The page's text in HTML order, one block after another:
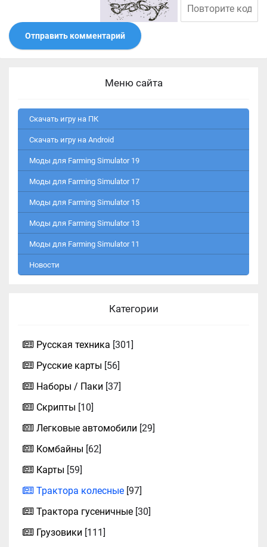
Отправить комментарий
Меню сайта
Скачать игру на ПК
Скачать игру на Android
Моды для Farming Simulator 19
Моды для Farming Simulator 17
Моды для Farming Simulator 15
Моды для Farming Simulator 13
Моды для Farming Simulator 11
Новости
Категории
Русская техника [301]
Русские карты [56]
Наборы / Паки [37]
Скрипты [10]
Легковые автомобили [29]
Комбайны [62]
Карты [59]
Трактора колесные [97]
Трактора гусеничные [30]
Грузовики [111]